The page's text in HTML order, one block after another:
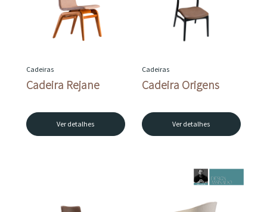
Cadeiras
Cadeira Rejane
Ver detalhes
Cadeiras
Cadeira Origens
Ver detalhes